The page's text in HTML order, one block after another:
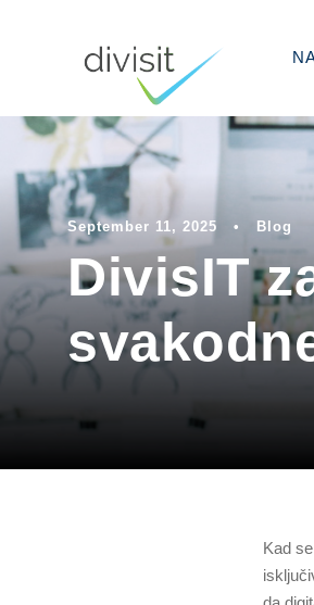
September 11, 2025 • Blog
DivisIT
Kad